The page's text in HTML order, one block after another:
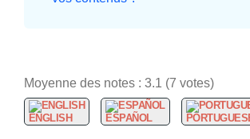
Moyenne des notes : 3.1 (7 votes)
ENGLISH ESPAÑOL